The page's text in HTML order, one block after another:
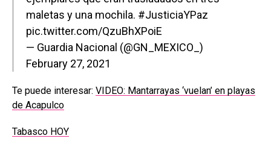
maletas y una mochila. #JusticiaYPaz
pic.twitter.com/QzuBhXPoiE
— Guardia Nacional (@GN_MEXICO_)
February 27, 2021
Te puede interesar: VIDEO: Mantarrayas ‘vuelan’ en playas
de Acapulco
Tabasco HOY